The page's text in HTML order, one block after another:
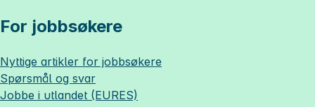
For jobbsøkere
Nyttige artikler for jobbsøkere
Spørsmål og svar
Jobbe i utlandet (EURES)